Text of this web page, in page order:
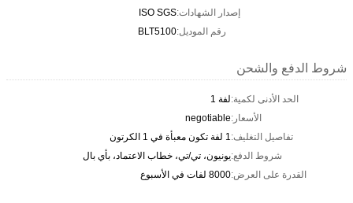
إصدار الشهادات:ISO SGS
رقم الموديل:BLT5100
شروط الدفع والشحن
الحد الأدنى لكمية:لفة 1
الأسعار:negotiable
تفاصيل التغليف:1 لفة تكون معبأة في 1 الكرتون
شروط الدفع:يونيون، تي/تي، خطاب الاعتماد، بأي بال
القدرة على العرض:8000 لفات في الأسبوع